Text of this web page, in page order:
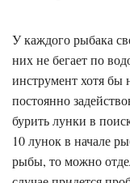
У каждого рыбака
них не бегает по
инструмент хотя бы
постоянно
бурить лунки в
10 лунок в начале
рыбы, то можно